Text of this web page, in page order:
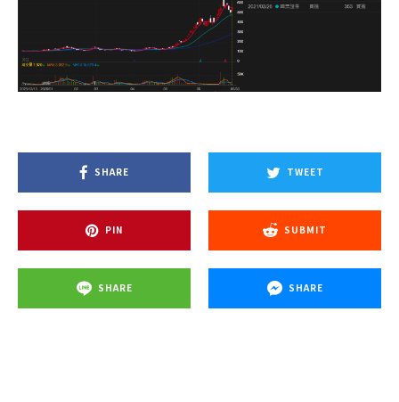
SHARE TWEET
PIN SUBMIT
SHARE SHARE